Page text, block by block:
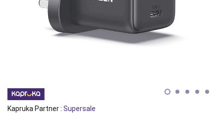
Kapruka Partner : Supersale